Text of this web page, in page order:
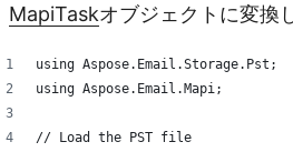
MapiTaskオブジェクトに変換
using Aspose.Email.Storage.Pst;
using Aspose.Email.Mapi;
// Load the PST file